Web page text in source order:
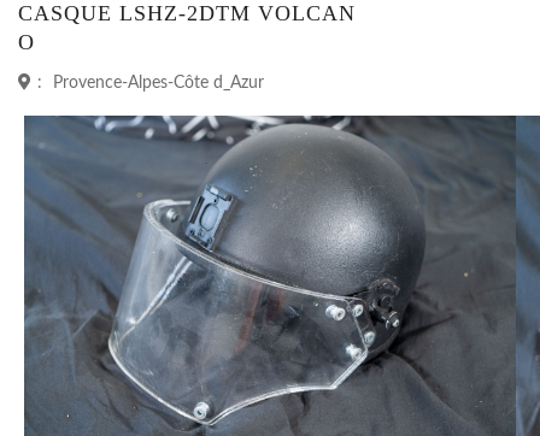
CASQUE LSHZ-2DTM VOLCAN
O
: Provence-Alpes-Côte d_Azur